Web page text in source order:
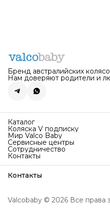
Бренд австралийских
Нам доверяют родители и
Каталог
Коляска V подписку
Мир Valco Baby
Сервисные центры
Сотрудничество
Контакты
Контакты
Поддержка работает
Пн-Вс с 10:00 по 20:00
Valcobaby © 2026 Все права